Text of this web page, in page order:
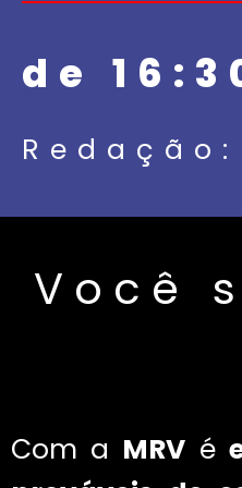
de
Redação:
Você
Com a MRV é